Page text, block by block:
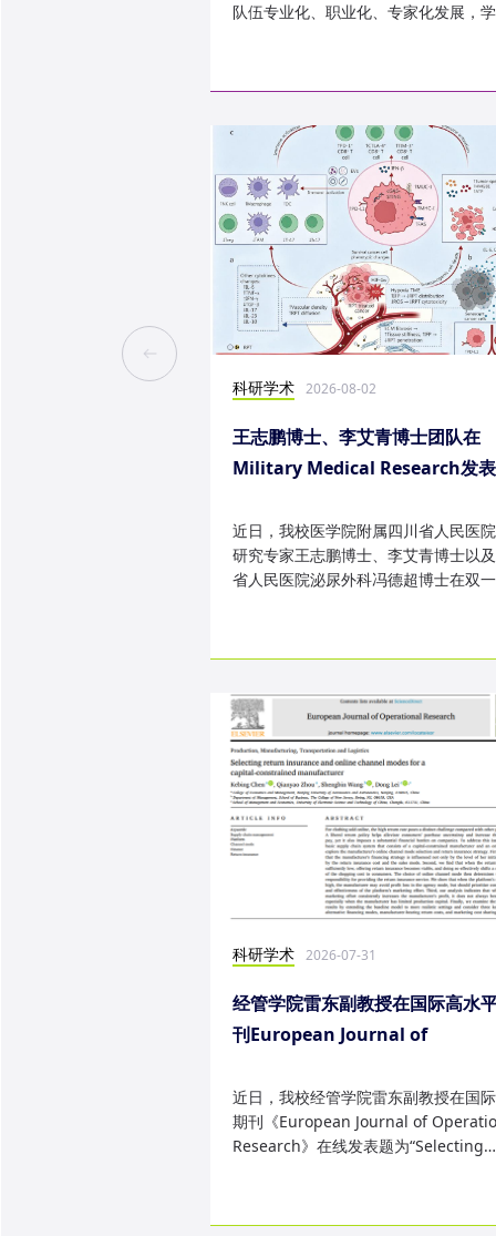
队伍专业化、职业化、专家化发展，
科研学术 2026-08-02
王志鹏博士、李艾青博士团队在
Military Medical Research发
近日，我校医学院附属四川省人民医
研究专家王志鹏博士、李艾青博士以
省人民医院泌尿外科冯德超博士在双
科研学术 2026-07-31
经管学院雷东副教授在国际高水
刊European Journal of
果
近日，我校经管学院雷东副教授在国
期刊《European Journal of
Research》在线发表题为“Selecting